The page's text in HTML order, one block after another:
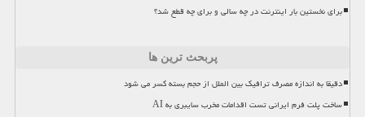
برای نخستین بار اینترنت در چه سالی و برای چه قطع شد؟
پربحث ترین ها
دقیقا به اندازه مصرف ترافیک بین الملل از حجم بسته کسر می شود
ساخت پلت فرم ایرانی تست اقدامات مخرب سایبری به AI